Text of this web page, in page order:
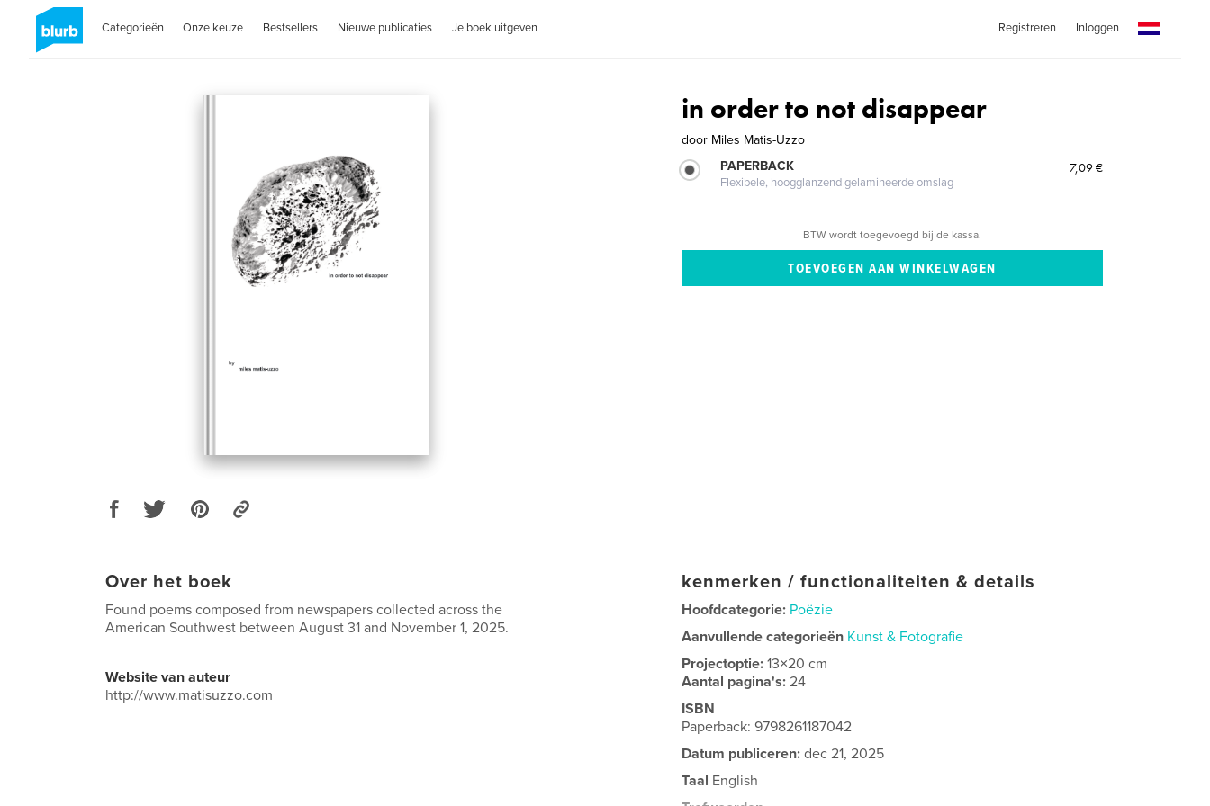
Categorieën Onze keuze Bestsellers Nieuwe publicaties Je boek uitgeven Registreren Inloggen
in order to not disappear
door Miles Matis-Uzzo
PAPERBACK
Flexibele, hoogglanzend gelamineerde omslag
7,09 €
BTW wordt toegevoegd bij de kassa.
Over het boek
Found poems composed from newspapers collected across the
American Southwest between August 31 and November 1, 2025.
Website van auteur
http://www.matisuzzo.com
kenmerken / functionaliteiten & details
Hoofdcategorie: Poëzie
Aanvullende categorieën Kunst & Fotografie
Projectoptie:13×20 cm
Aantal pagina's:24
ISBN
Paperback: 9798261187042
Datum publiceren: dec 21, 2025
Taal English